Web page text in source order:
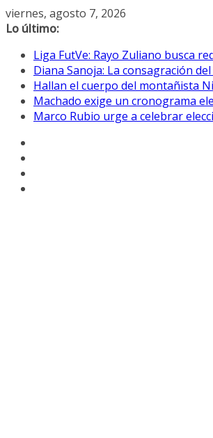
Saltar
al
viernes, agosto 7, 2026
Lo último:
Liga FutVe: Rayo Zuliano busca
Diana Sanoja: La consagración
Hallan el cuerpo del montañista
Machado exige un cronograma
Marco Rubio urge a celebrar